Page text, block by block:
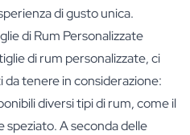
di gusto unica.
di Rum Personalizzate
di rum personalizzate, ci
tenere in considerazione:
diversi tipi di rum, come il
speziato. A seconda delle